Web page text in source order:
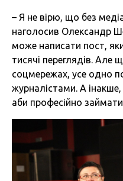
– Я не вірю, що без
наголосив Олександр
може написати пост,
тисячі переглядів. Але
соцмережах, усе одно
журналістами. А
аби професійно